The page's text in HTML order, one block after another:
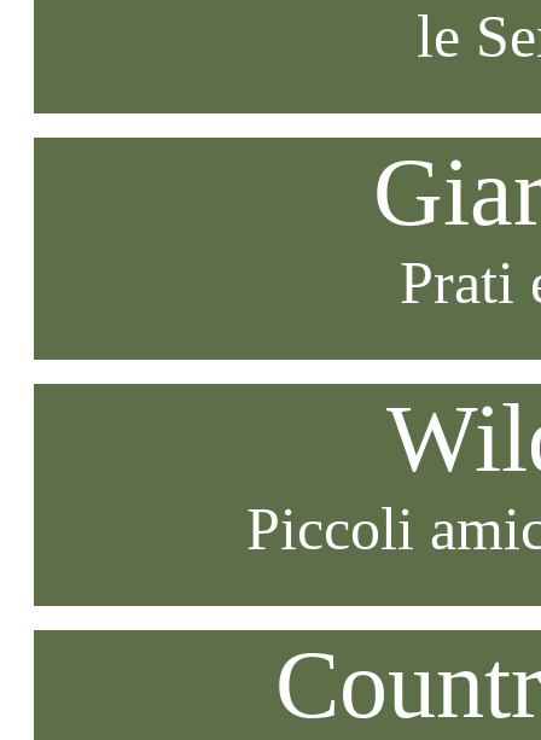
le
Prati
Piccoli